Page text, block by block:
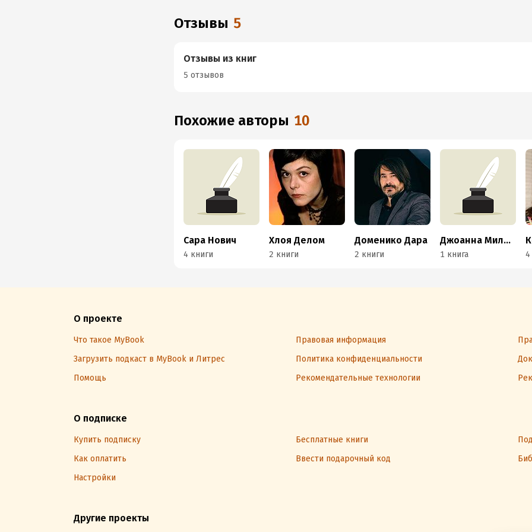
Отзывы 5
Отзывы из книг
5 отзывов
Похожие авторы 10
Сара Нович
4 книги
Хлоя Делом
2 книги
Доменико Дара
2 книги
Джоанна Миллер
1 книга 4
О проекте
Что такое MyBook Правовая информация
Загрузить подкаст в MyBook и Литрес
Политика конфиденциальности
Помощь
Рекомендательные технологии
О подписке
Купить подписку Бесплатные книги
Как оплатить
Ввести подарочный код
Настройки
Другие проекты